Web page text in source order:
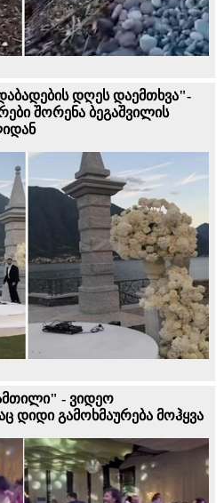
დღეს დაემთხვა"-
შორენა ბეგაშვილის
- ვიდეო
დიდი გამოხმაურება მოჰყვა